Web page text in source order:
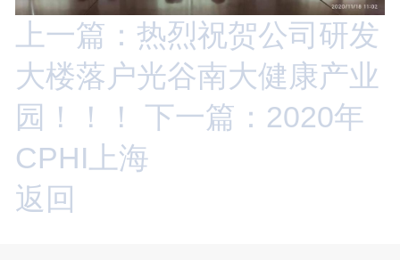
上一篇：热烈祝贺公司研发
大楼落户光谷南大健康产业
园！！！
下一篇：2020年
CPHI上海
返回